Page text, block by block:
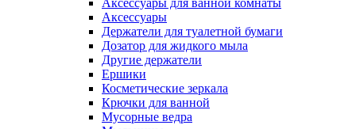
Аксессуары для ванной комнаты
Аксессуары
Держатели для туалетной бумаги
Дозатор для жидкого мыла
Другие держатели
Ершики
Косметические зеркала
Крючки для ванной
Мусорные ведра